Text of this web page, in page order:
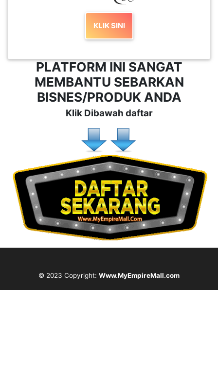
KLIK SINI
PLATFORM INI SANGAT
MEMBANTU SEBARKAN
BISNES/PRODUK ANDA
Klik Dibawah daftar
© 2023 Copyright: Www.MyEmpireMall.com